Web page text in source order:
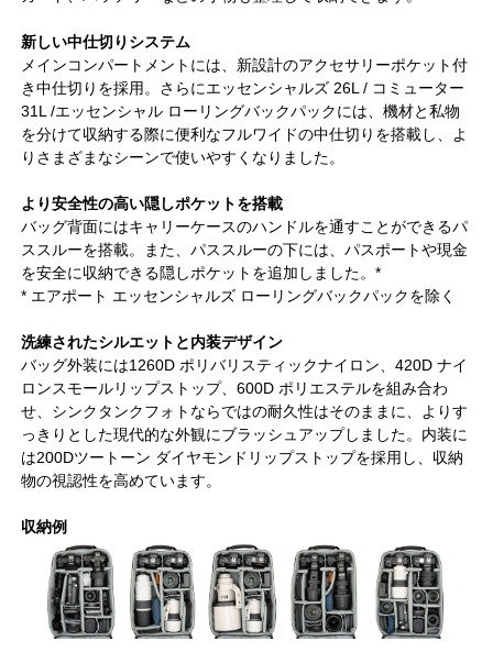
新しい中仕切りシステム
メインコンパートメントには、新設計のアクセサリーポケット付
き中仕切りを採用。さらにエッセンシャルズ 26L / コミューター
31L /エッセンシャル ローリングバックパックには、機材と私物
を分けて収納する際に便利なフルワイドの中仕切りを搭載し、よ
りさまざまなシーンで使いやすくなりました。
より安全性の高い隠しポケットを搭載
バッグ背面にはキャリーケースのハンドルを通すことができるパ
ススルーを搭載。また、パススルーの下には、パスポートや現金
を安全に収納できる隠しポケットを追加しました。*
* エアポート エッセンシャルズ ローリングバックパックを除く
洗練されたシルエットと内装デザイン
バッグ外装には1260D ポリバリスティックナイロン、420D ナイ
ロンスモールリップストップ、600D ポリエステルを組み合わ
せ、シンクタンクフォトならではの耐久性はそのままに、よりす
っきりとした現代的な外観にブラッシュアップしました。内装に
は200Dツートーン ダイヤモンドリップストップを採用し、収納
物の視認性を高めています。
収納例